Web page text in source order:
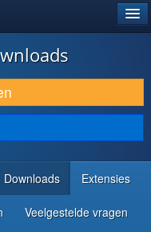
Downloads Extensies
Veelgestelde vragen